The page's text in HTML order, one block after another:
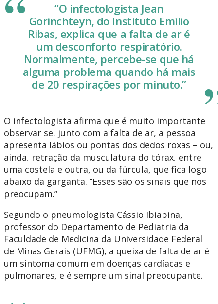
“O infectologista Jean
Gorinchteyn, do Instituto Emílio
Ribas, explica que a falta de ar é
um desconforto respiratório.
Normalmente, percebe-se que há
alguma problema quando há mais
de 20 respirações por minuto.”
O infectologista afirma que é muito importante
observar se, junto com a falta de ar, a pessoa
apresenta lábios ou pontas dos dedos roxas – ou,
ainda, retração da musculatura do tórax, entre
uma costela e outra, ou da fúrcula, que fica logo
abaixo da garganta. “Esses são os sinais que nos
preocupam.”
Segundo o pneumologista Cássio Ibiapina,
professor do Departamento de Pediatria da
Faculdade de Medicina da Universidade Federal
de Minas Gerais (UFMG), a queixa de falta de ar é
um sintoma comum em doenças cardíacas e
pulmonares, e é sempre um sinal preocupante.